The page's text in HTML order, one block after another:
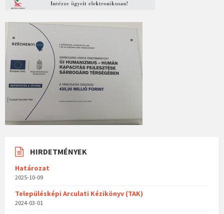
HIRDETMÉNYEK
Határozat
2025-10-09
Településképi Arculati Kézikönyv (TAK)
2024-03-01